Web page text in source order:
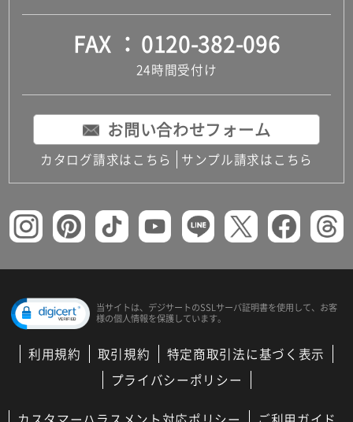
FAX 0120-382-096
24時間受付け
お問い合わせフォーム
カタログ請求はこちら サンプル請求はこちら
当サイトは、デジサートのSSLサーバ証明書を使用して、 お客
様の個人情報を保護しています。
利用規約 取引規約
特定商取引法に基づく表示
プライバシーポリシー